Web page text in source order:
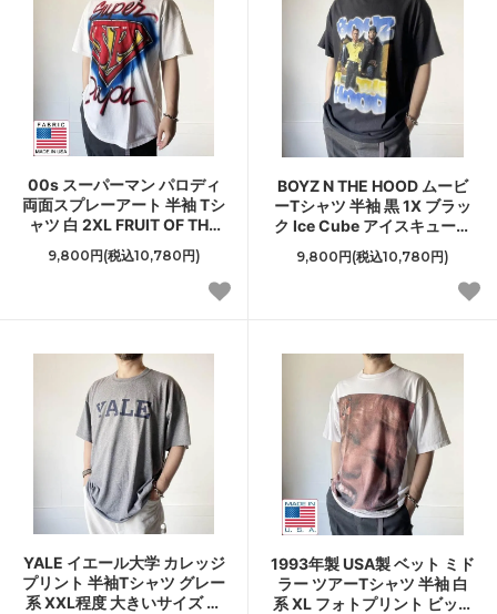
00s スーパーマン パロディ
両面スプレーアート 半袖 Tシ
ャツ 白 2XL FRUIT OF THE
LOOM 00年代 Y2K 丸首 丸
胴 D147
9,800円(税込10,780円)
BOYZ N THE HOOD ムービ
ーTシャツ 半袖 黒 1X ブラッ
ク Ice Cube アイスキューブ
ボーイズンザフッド HIP
HOP 映画 D144
9,800円(税込10,780円)
YALE イエール大学 カレッジ
プリント 半袖Tシャツ グレー
系 XXL程度 大きいサイズ ビ
1993年製 USA製 ベット ミド
ラー ツアーTシャツ 半袖 白
系 XL フォトプリント ビッグ